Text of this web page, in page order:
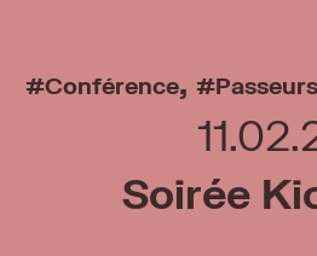
Conférence,
Soirée